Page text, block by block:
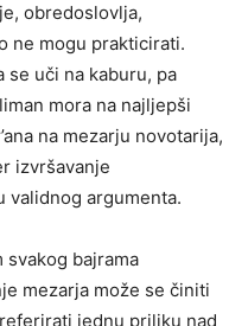
obredoslovlja,
ne mogu prakticirati.
se uči na kaburu, pa
mora na najljepši
na mezarju novotarija,
izvršavanje
validnog argumenta.
bajrama
mezarja može se činiti
jednu priliku nad